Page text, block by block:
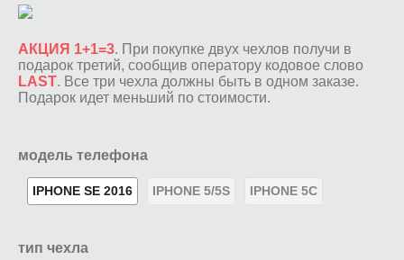
АКЦИЯ 1+1=3. При покупке двух чехлов получи в
подарок третий, сообщив оператору кодовое слово
LAST. Все три чехла должны быть в одном заказе.
Подарок идет меньший по стоимости.
модель телефона
IPHONE SE 2016 IPHONE 5/5S IPHONE 5C
тип чехла